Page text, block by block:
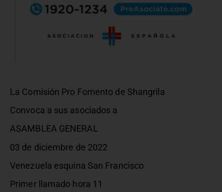
La Comisión Pro Fomento de Shangrila
Convoca a sus asociados a
ASAMBLEA GENERAL
03 de diciembre de 2022
Venezuela esquina San Francisco
Primer llamado hora 11